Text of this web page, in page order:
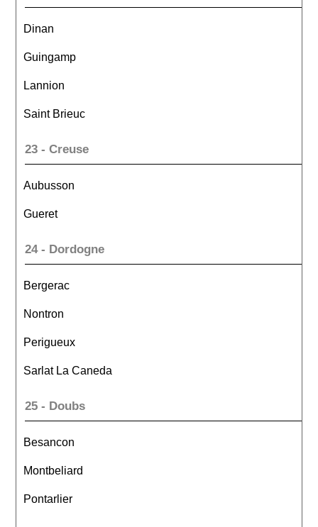
Dinan
Guingamp
Lannion
Saint Brieuc
23 - Creuse
Aubusson
Gueret
24 - Dordogne
Bergerac
Nontron
Perigueux
Sarlat La Caneda
25 - Doubs
Besancon
Montbeliard
Pontarlier